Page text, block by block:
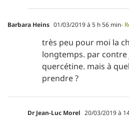
Barbara Heins 01/03/2019 à 5 h 56 min-
très peu pour moi la
longtemps. par contre
quercétine. mais à
prendre ?
Dr Jean-Luc Morel 20/03/2019 à